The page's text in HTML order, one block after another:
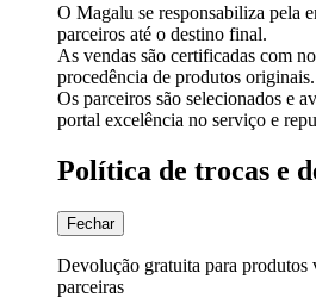
O Magalu se responsabiliza pela
parceiros até o destino final.
As vendas são certificadas com
procedência de produtos originais.
Os parceiros são selecionados e
portal excelência no serviço e
Política de trocas e
Fechar
Devolução gratuita para produtos
parceiras